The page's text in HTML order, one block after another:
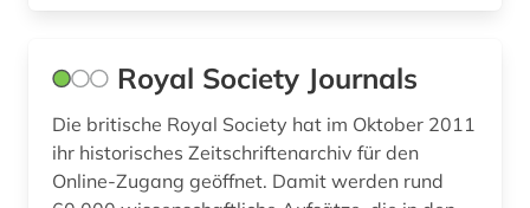
Royal Society Journals
Die britische Royal Society hat im Oktober 2011
ihr historisches Zeitschriftenarchiv für den
Online-Zugang geöffnet. Damit werden rund